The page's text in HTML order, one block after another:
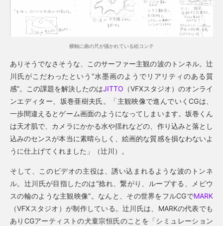
横軸に曲の尺が描かれている絵コンテ
ありそうでなさそうな、このサーファー主観の波のトンネル。辻
川氏がこだわったという“水墨画のようでリアリティのある質
感”。この課題を解決したのはJITTO （VFXスタジオ）のオンライ
ンエディター、坂巻亜樹夫氏。「主観映像で進んでいくCGは、
一歩間違えるとゲーム画面のようになってしまいます。坂巻くん
は天才肌で、カメラにかかる水や揺れなどの、作り込みと落とし
込みのセンスが本当に素晴らしく、絵画的な質感を損なわないよ
うに仕上げてくれました」（辻川）。
そして、このビデオの主役は、誘い込まれるような波のトンネ
ル。辻川氏が目指したのは“捻れ、繋がり、ループする、メビウ
スの輪のような主観映像”。なんと、その世界をフルCGでMARK
（VFXスタジオ）が制作している。辻川氏は、MARKの代表でも
ありCGアーティストの犬童宗恒氏のことを「シミュレーション